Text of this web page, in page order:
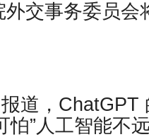
交事务委员会
道，ChatGPT
怕”人工智能不